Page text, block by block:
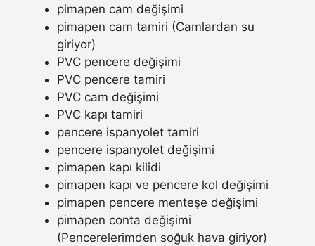
pimapen cam değişimi
pimapen cam tamiri (Camlardan su
giriyor)
PVC pencere değişimi
PVC pencere tamiri
PVC cam değişimi
PVC kapı tamiri
pencere ispanyolet tamiri
pencere ispanyolet değişimi
pimapen kapı kilidi
pimapen kapı ve pencere kol değişimi
pimapen pencere menteşe değişimi
pimapen conta değişimi
(Pencerelerimden soğuk hava giriyor)